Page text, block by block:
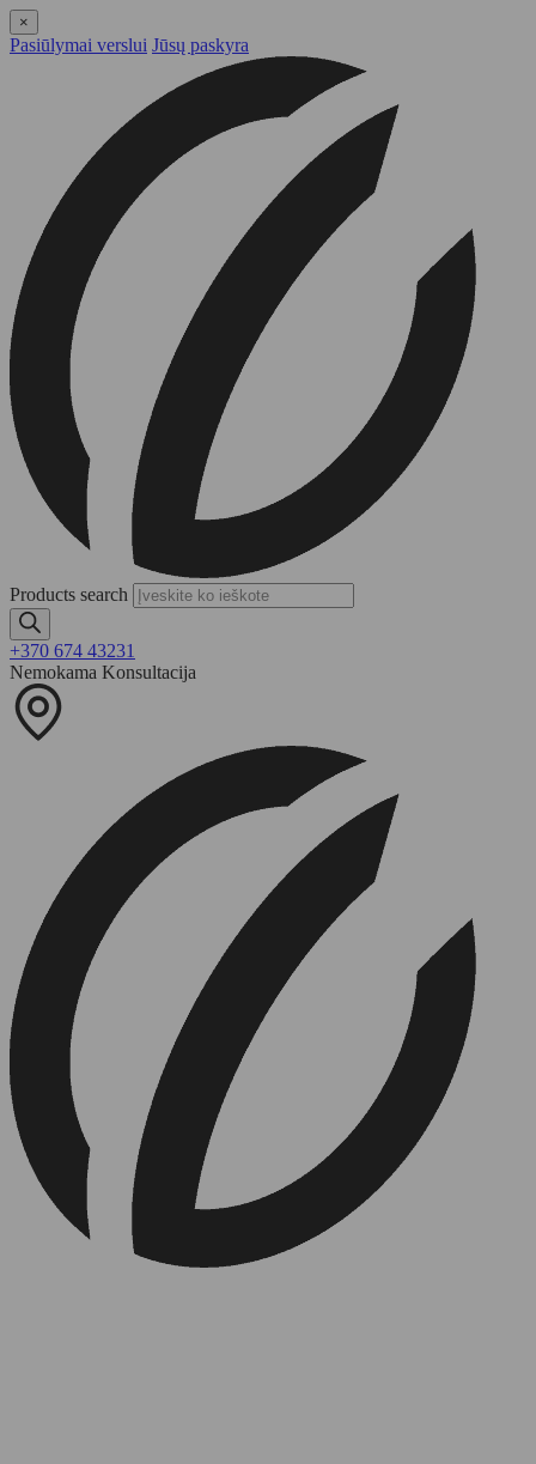
×
Pasiūlymai verslui Jūsų paskyra
Products search
+370 674 43231
Nemokama Konsultacija